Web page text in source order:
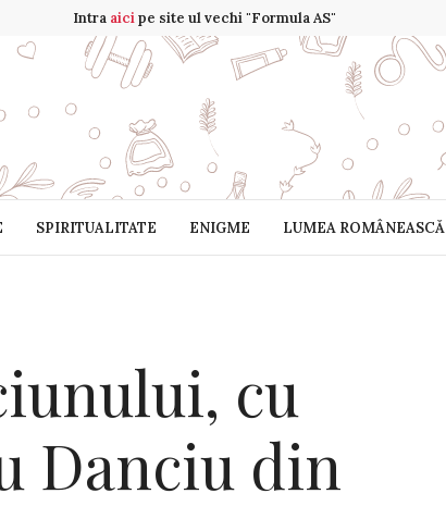
Intra aicipe site ul vechi "Formula AS"
SPIRITUALITATE ENIGME LUMEA ROMÂNEASCĂ
cu
Danciu din